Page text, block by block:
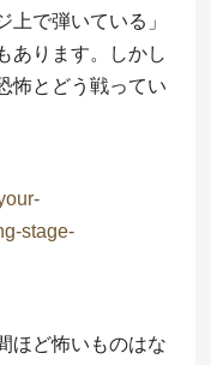
上で弾いている」
あります。しかし
怖とどう戦ってい
stage-
ほど怖いものはな